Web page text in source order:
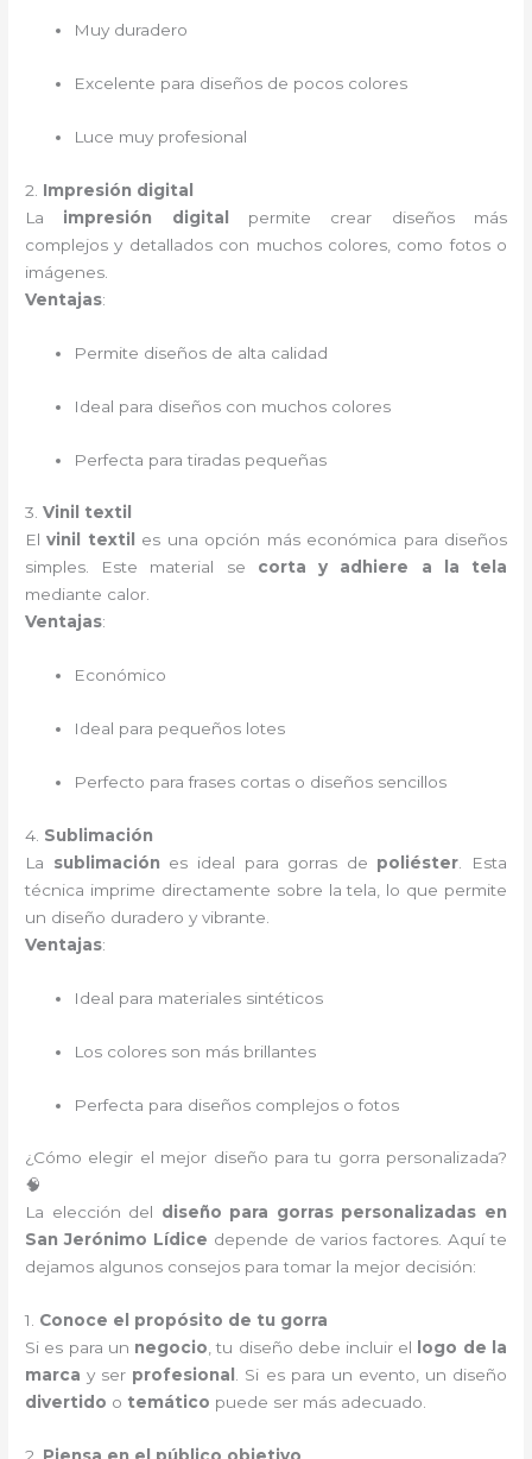
Muy duradero
Excelente para diseños de pocos colores
Luce muy profesional
2. Impresión digital
La impresión digital
permite crear diseños más
complejos y detallados con muchos colores, como fotos o
imágenes.
Ventajas:
Permite diseños de alta calidad
Ideal para diseños con muchos colores
Perfecta para tiradas pequeñas
3.Vinil textil
Elvinil textil
es una opción más económica para diseños
simples. Este material se corta y adhiere a la tela
mediante calor.
Ventajas:
Económico
Ideal para pequeños lotes
Perfecto para frases cortas o diseños sencillos
4. Sublimación
La sublimación es ideal para gorras de poliéster . Esta
técnica imprime directamente sobre la tela, lo que permite
un diseño duradero y vibrante.
Ventajas:
Ideal para materiales sintéticos
Los colores son más brillantes
Perfecta para diseños complejos o fotos
¿Cómo elegir el mejor diseño para tu gorra personalizada?
🧠
La elección del diseño para gorras personalizadas en
San Jerónimo Lídice depende de varios factores. Aquí te
dejamos algunos consejos para tomar la mejor decisión:
1. Conoce el propósito de tu gorra
Si es para un negocio, tu diseño debe incluir el
logo de la
marca y ser profesional . Si es para un evento, un diseño
divertido o temático puede ser más adecuado.